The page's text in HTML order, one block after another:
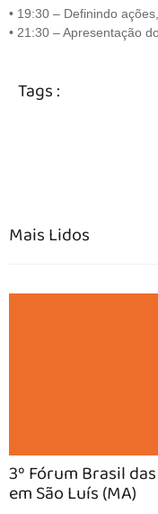
• 19:30 – Definindo
• 21:30 – Apresentação
Tags :
Mais Lidos
3º Fórum Brasil
em São Luís (MA)